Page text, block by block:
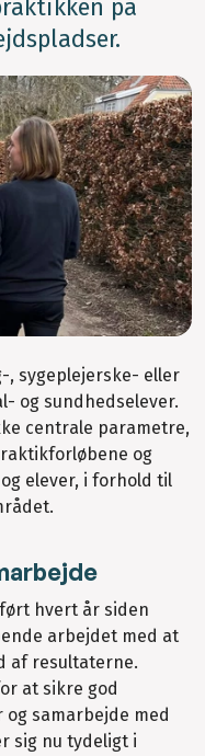
på
, sygeplejerske- eller
og sundhedselever.
centrale parametre,
og
elever, i forhold til
hvert år siden
arbejdet med at
af resultaterne.
at sikre god
samarbejde med
sig nu tydeligt i